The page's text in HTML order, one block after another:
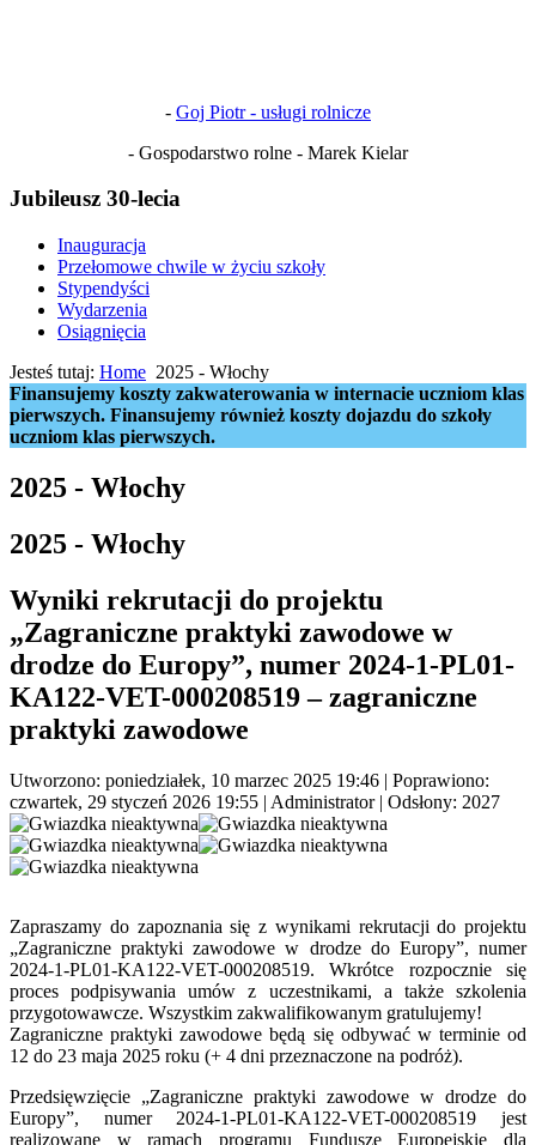
- Goj Piotr - usługi rolnicze
- Gospodarstwo rolne - Marek Kielar
Jubileusz 30-lecia
Inauguracja
Przełomowe chwile w życiu szkoły
Stypendyści
Wydarzenia
Osiągnięcia
Jesteś tutaj: Home 2025 - Włochy
Finansujemy koszty zakwaterowania w internacie uczniom klas
pierwszych. Finansujemy również koszty dojazdu do szkoły
uczniom klas pierwszych.
2025 - Włochy
2025 - Włochy
Wyniki rekrutacji do projektu
„Zagraniczne praktyki zawodowe w
drodze do Europy”, numer 2024-1-PL01-
KA122-VET-000208519 – zagraniczne
praktyki zawodowe
Utworzono: poniedziałek, 10 marzec 2025 19:46 | Poprawiono:
czwartek, 29 styczeń 2026 19:55 | Administrator| Odsłony: 2027
Zapraszamy do zapoznania się z wynikami rekrutacji do projektu
„Zagraniczne praktyki zawodowe w drodze do Europy”, numer
2024-1-PL01-KA122-VET-000208519. Wkrótce rozpocznie się
proces podpisywania umów z uczestnikami, a także szkolenia
przygotowawcze. Wszystkim zakwalifikowanym gratulujemy!
Zagraniczne praktyki zawodowe będą się odbywać w terminie od
12 do 23 maja 2025 roku (+ 4 dni przeznaczone na podróż).
Przedsięwzięcie „Zagraniczne praktyki zawodowe w drodze do
Europy”, numer 2024-1-PL01-KA122-VET-000208519 jest
realizowane w ramach programu Fundusze Europejskie dla